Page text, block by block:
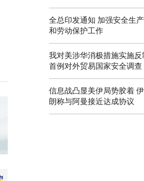
全总印发通知 加强安全生产
和劳动保护工作
我对美涉华消极措施实施反
首例对外贸易国家安全调查
信息战凸显美伊局势胶着 伊
朗称与阿曼接近达成协议